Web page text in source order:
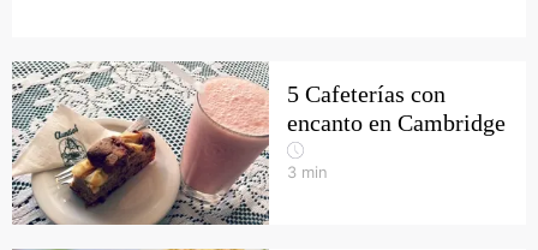
5 Cafeterías con
encanto en Cambridge
3 min